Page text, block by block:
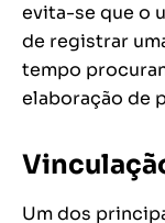
evita-se que o
de registrar
tempo
elaboração de
Um dos